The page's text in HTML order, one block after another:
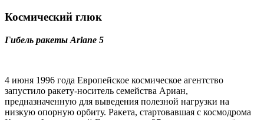
Космический глюк
Гибель ракеты Ariane 5
4 июня 1996 года Европейское космическое агентство
запустило ракету-носитель семейства Ариан,
предназначенную для выведения полезной нагрузки на
низкую опорную орбиту. Ракета, стартовавшая с космодрома